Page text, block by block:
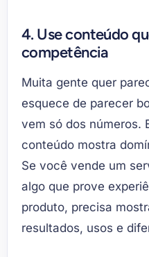
4. Use conteúdo
competência
Muita gente quer
esquece de parecer
vem só dos números.
conteúdo mostra
Se você vende um
algo que prove
produto, precisa
resultados, usos e